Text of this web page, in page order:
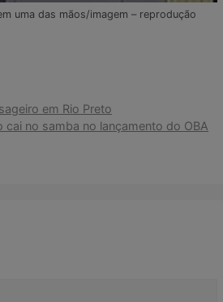
uma das mãos/imagem – reprodução
em Rio Preto
cai no samba no lançamento do OBA